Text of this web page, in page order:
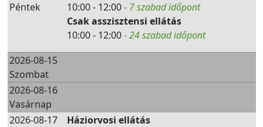
Péntek
10:00 - 12:00- 7 szabad időpont
Csak asszisztensi ellátás
10:00 - 12:00- 24 szabad időpont
2026-08-15
Szombat
2026-08-16
Vasárnap
2026-08-17
Háziorvosi ellátás